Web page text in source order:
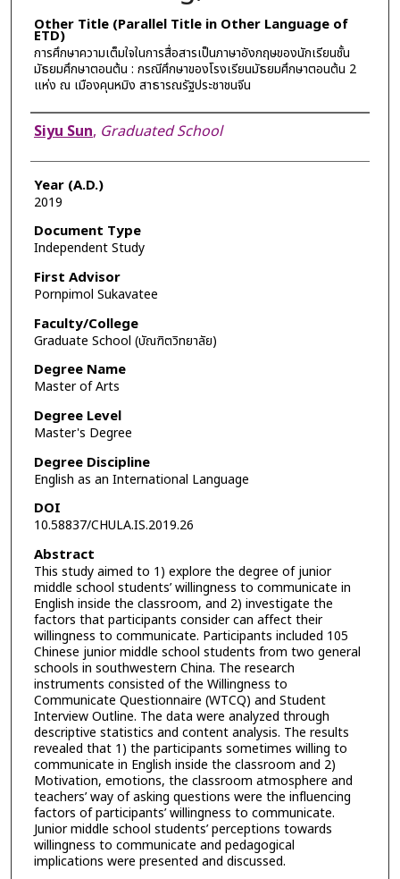
Other Title (Parallel Title in Other Language of
ETD)
การศึกษาความเต็มใจในการสื่อสารเป็นภาษาอังกฤษของนักเรียนชั้น
มัธยมศึกษาตอนต้น : กรณีศึกษาของโรงเรียนมัธยมศึกษาตอนต้น 2
แห่ง ณ เมืองคุนหมิง สาธารณรัฐประชาชนจีน
Author
Siyu Sun, Graduated School
Year (A.D.)
2019
Document Type
Independent Study
First Advisor
Pornpimol Sukavatee
Faculty/College
Graduate School (บัณฑิตวิทยาลัย)
Degree Name
Master of Arts
Degree Level
Master's Degree
Degree Discipline
English as an International Language
DOI
10.58837/CHULA.IS.2019.26
Abstract
This study aimed to 1) explore the degree of junior
middle school students’ willingness to communicate in
English inside the classroom, and 2) investigate the
factors that participants consider can affect their
willingness to communicate. Participants included 105
Chinese junior middle school students from two general
schools in southwestern China. The research
instruments consisted of the Willingness to
Communicate Questionnaire (WTCQ) and Student
Interview Outline. The data were analyzed through
descriptive statistics and content analysis. The results
revealed that 1) the participants sometimes willing to
communicate in English inside the classroom and 2)
Motivation, emotions, the classroom atmosphere and
teachers’ way of asking questions were the influencing
factors of participants’ willingness to communicate.
Junior middle school students’ perceptions towards
willingness to communicate and pedagogical
implications were presented and discussed.